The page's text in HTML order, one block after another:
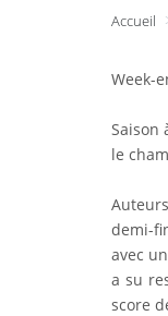
Accueil
Week-
Saison
le
demi-
avec
a su
score